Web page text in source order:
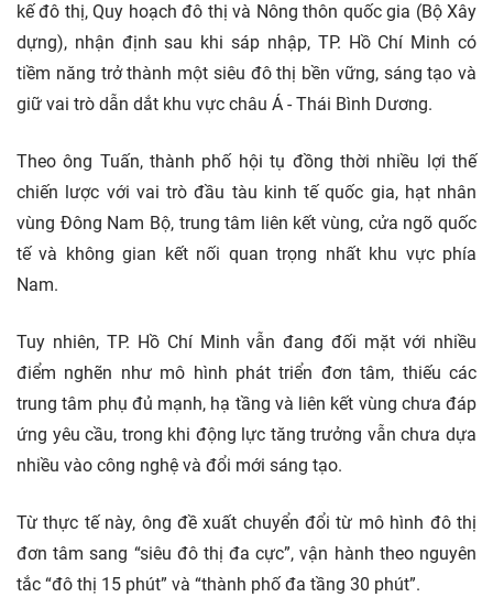
kế đô thị, Quy hoạch đô thị và Nông thôn quốc gia (Bộ Xây
dựng), nhận định sau khi sáp nhập, TP. Hồ Chí Minh có
tiềm năng trở thành một siêu đô thị bền vững, sáng tạo và
giữ vai trò dẫn dắt khu vực châu Á - Thái Bình Dương.
Theo ông Tuấn, thành phố hội tụ đồng thời nhiều lợi thế
chiến lược với vai trò đầu tàu kinh tế quốc gia, hạt nhân
vùng Đông Nam Bộ, trung tâm liên kết vùng, cửa ngõ quốc
tế và không gian kết nối quan trọng nhất khu vực phía
Nam.
Tuy nhiên, TP. Hồ Chí Minh vẫn đang đối mặt với nhiều
điểm nghẽn như mô hình phát triển đơn tâm, thiếu các
trung tâm phụ đủ mạnh, hạ tầng và liên kết vùng chưa đáp
ứng yêu cầu, trong khi động lực tăng trưởng vẫn chưa dựa
nhiều vào công nghệ và đổi mới sáng tạo.
Từ thực tế này, ông đề xuất chuyển đổi từ mô hình đô thị
đơn tâm sang “siêu đô thị đa cực”, vận hành theo nguyên
tắc “đô thị 15 phút” và “thành phố đa tầng 30 phút”.